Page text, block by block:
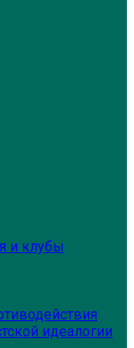
и клубы
идеалогии